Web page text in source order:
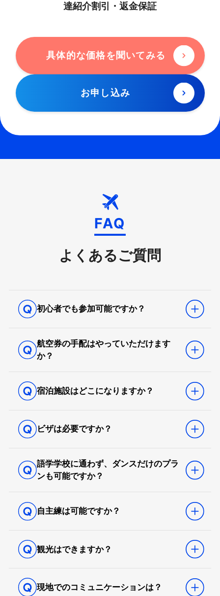
達紹介割引・返金保証
具体的な価格を聞いてみる
お申し込み
FAQ
よくあるご質問
初心者でも参加可能ですか？
航空券の手配はやっていただけます
か？
宿泊施設はどこになりますか？
ビザは必要ですか？
語学学校に通わず、ダンスだけのプラ
ンも可能ですか？
自主練は可能ですか？
観光はできますか？
現地でのコミュニケーションは？